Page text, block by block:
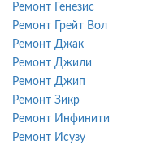
Ремонт Генезис
Ремонт Грейт Вол
Ремонт Джак
Ремонт Джили
Ремонт Джип
Ремонт Зикр
Ремонт Инфинити
Ремонт Исузу